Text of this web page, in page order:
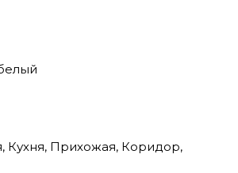
Кухня, Прихожая, Коридор,